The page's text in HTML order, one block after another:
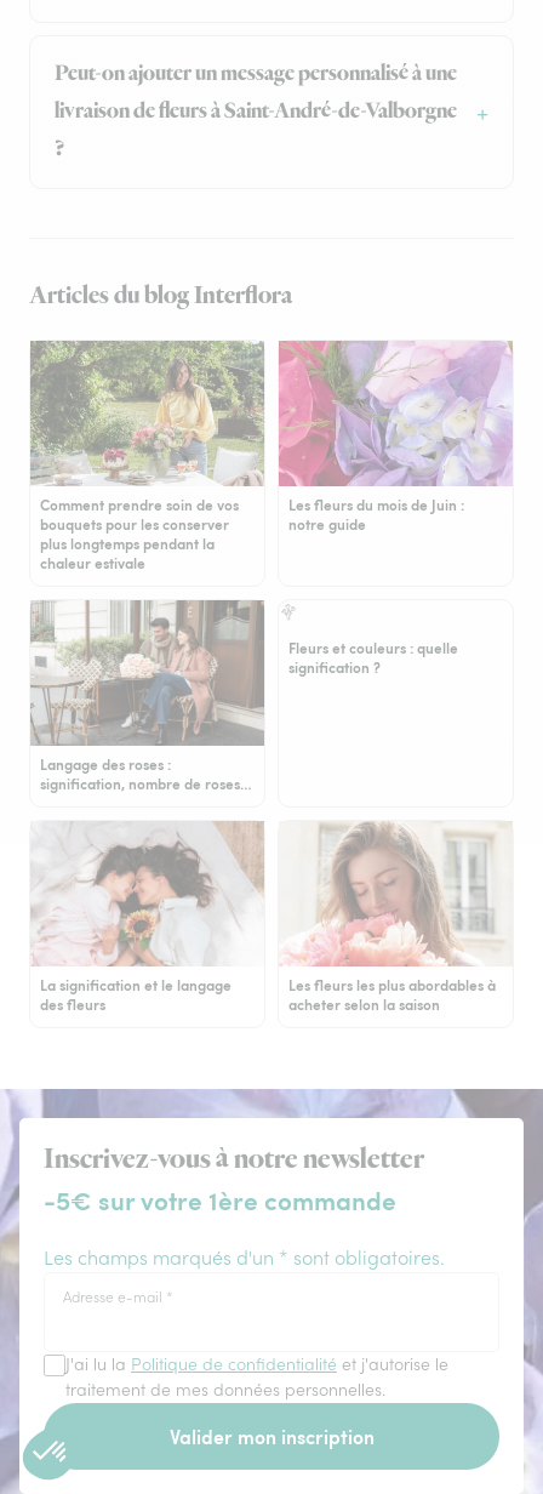
Peut-on ajouter un message personnalisé à une
livraison de fleurs à Saint-André-de-Valborgne
?
Articles du blog Interflora
Comment prendre soin de vos
bouquets pour les conserver
plus longtemps pendant la
chaleur estivale
Les fleurs du mois de Juin :
notre guide
Langage des roses :
signification, nombre de roses…
Fleurs et couleurs : quelle
signification ?
La signification et le langage
des fleurs
Les fleurs les plus abordables à
acheter selon la saison
Inscrivez-vous à notre newsletter
-5€ sur votre 1ère commande
Les champs marqués d'un * sont obligatoires.
Adresse e-mail *
J'ai lu la Politique de confidentialité et j'autorise le
traitement de mes données personnelles.
Valider mon inscription